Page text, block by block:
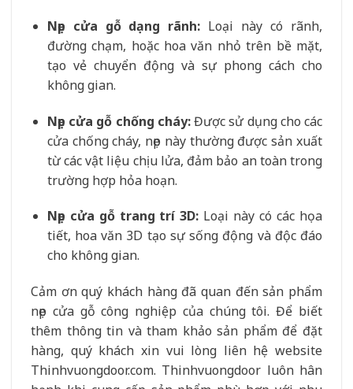
Nẹp cửa gỗ dạng rãnh: Loại này có rãnh,
đường chạm, hoặc hoa văn nhỏ trên bề mặt,
tạo vẻ chuyển động và sự phong cách cho
không gian.
Nẹp cửa gỗ chống cháy:Được sử dụng cho các
cửa chống cháy, nẹp này thường được sản xuất
từ các vật liệu chịu lửa, đảm bảo an toàn trong
trường hợp hỏa hoạn.
Nẹp cửa gỗ trang trí 3D: Loại này có các họa
tiết, hoa văn 3D tạo sự sống động và độc đáo
cho không gian.
Cảm ơn quý khách hàng đã quan đến sản phẩm
nẹp cửa gỗ công nghiệp của chúng tôi. Để biết
thêm thông tin và tham khảo sản phẩm để đặt
hàng, quý khách xin vui lòng liên hệ website
Thinhvuongdoor.com. Thinhvuongdoor luôn hân